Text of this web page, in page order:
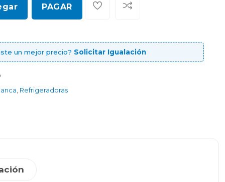
PAGAR
un mejor precio? Solicitar Igualación
Refrigeradoras